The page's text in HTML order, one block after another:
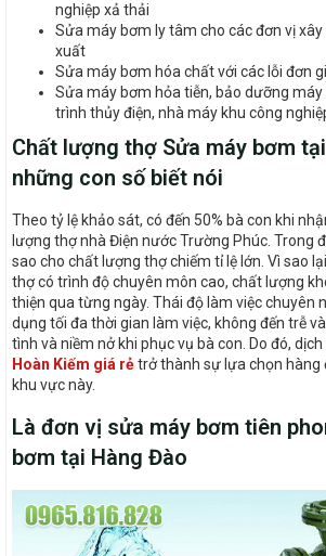
nghiệp xả thải
Sửa máy bơm ly tâm cho các đơn vị
xuất
Sửa máy bơm hóa chất với các lỗi đơn
Sửa máy bơm hỏa tiễn, bảo dưỡng
trình thủy điện, nhà máy khu công
Chất lượng thợ Sửa máy bơm
những con số biết nói
Theo tỷ lệ khảo sát, có đến 50% bà con khi
lượng thợ nhà Điện nước Trường Phúc. Trong
sao cho chất lượng thợ chiếm tỉ lệ lớn. Vì sao
thợ có trình độ chuyên môn cao, chất lượng
thiện qua từng ngày. Thái độ làm việc chuyên
dụng tối đa thời gian làm việc, không đến trễ
tình và niềm nở khi phục vụ bà con. Do đó, dịch
Hoàn Kiếm giá rẻtrở thành sự lựa chọn hàng
khu vực này.
Là đơn vị sửa máy bơm tiên
bơm tại Hàng Đào